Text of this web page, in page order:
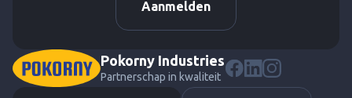
Aanmelden
Pokorny Industries
Partnerschap in kwaliteit